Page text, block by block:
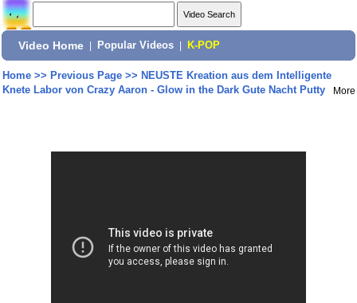
Video Home Popular Videos K-POP
Home>> Previous Page>> NEUSTE Kreation aus dem Intelligente
Knete Labor von Crazy Aaron - Glow in the Dark Gute Nacht Putty
More